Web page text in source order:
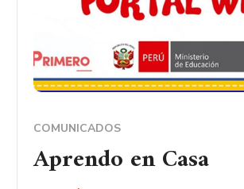
COMUNICADOS
Aprendo en Casa